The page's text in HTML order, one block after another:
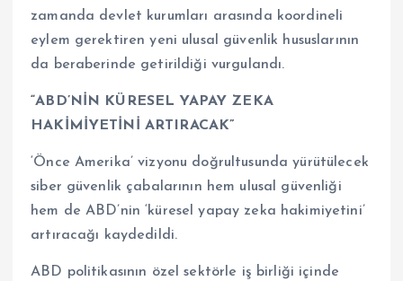
zamanda devlet kurumları arasında koordineli
eylem gerektiren yeni ulusal güvenlik hususlarının
da beraberinde getirildiği vurgulandı.
“ABD’NİN KÜRESEL YAPAY ZEKA
HAKİMİYETİNİ ARTIRACAK”
‘Önce Amerika’ vizyonu doğrultusunda yürütülecek
siber güvenlik çabalarının hem ulusal güvenliği
hem de ABD’nin ‘küresel yapay zeka hakimiyetini’
artıracağı kaydedildi.
ABD politikasının özel sektörle iş birliği içinde